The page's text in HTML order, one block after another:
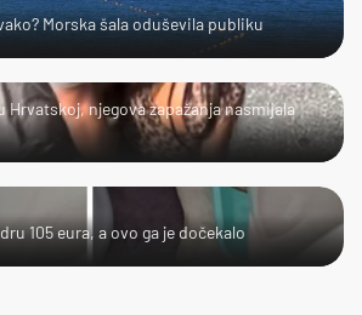
Morska šala oduševila publiku
njegova zapažanja nasmijala
105 eura, a ovo ga je dočekalo